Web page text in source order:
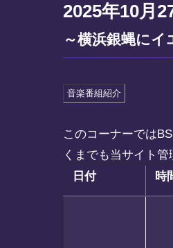
2025年10月
～横浜銀蝿に
音楽番組紹介
このコーナーでは
くまでも当サイト
日付
時